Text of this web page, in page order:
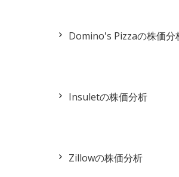
Domino's Pizzaの株価分
Insuletの株価分析
Zillowの株価分析